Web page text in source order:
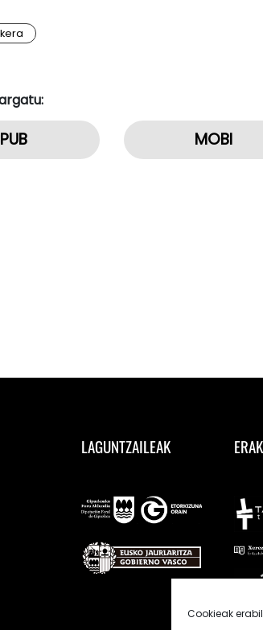
Cookieak
MOBI
LAGUNTZAILEAK